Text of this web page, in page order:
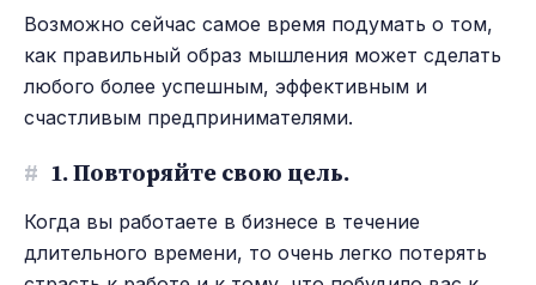
Возможно сейчас самое время подумать о том,
как правильный образ мышления может сделать
любого более успешным, эффективным и
счастливым предпринимателями.
# 1. Повторяйте свою цель.
Когда вы работаете в бизнесе в течение
длительного времени, то очень легко потерять